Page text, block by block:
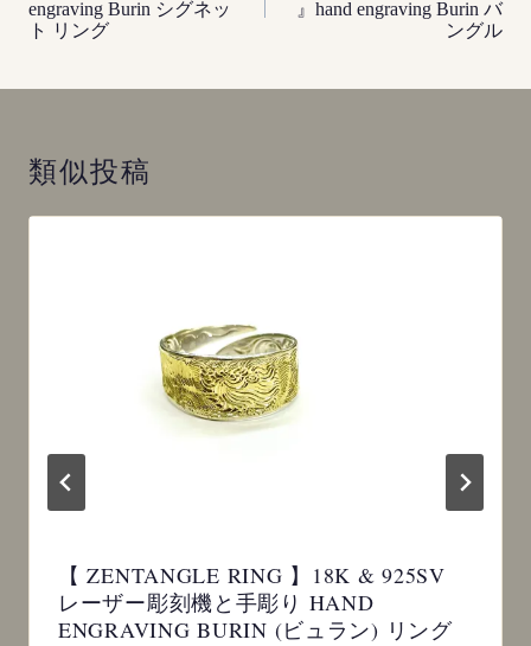
ナ
ゲ
シ
ョ
ン
engraving Burin シグネッ
ト リング
』hand engraving Burin バ
ングル
類似投稿
【 ZENTANGLE RING 】18K & 925SV
レーザー彫刻機と手彫り HAND
ENGRAVING BURIN (ビュラン) リング